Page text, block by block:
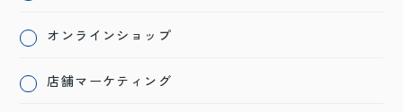
オンラインショップ
店舗マーケティング